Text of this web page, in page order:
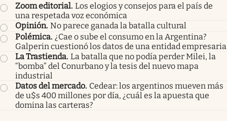
Zoom editorial. Los elogios y consejos para el país de
una respetada voz económica
Opinión. No parece ganada la batalla cultural
Polémica. ¿Cae o sube el consumo en la Argentina?
Galperin cuestionó los datos de una entidad empresaria
La Trastienda. La batalla que no podía perder Milei, la
“bomba” del Conurbano y la tesis del nuevo mapa
industrial
Datos del mercado. Cedear: los argentinos mueven más
de u$s 400 millones por día, ¿cuál es la apuesta que
domina las carteras?